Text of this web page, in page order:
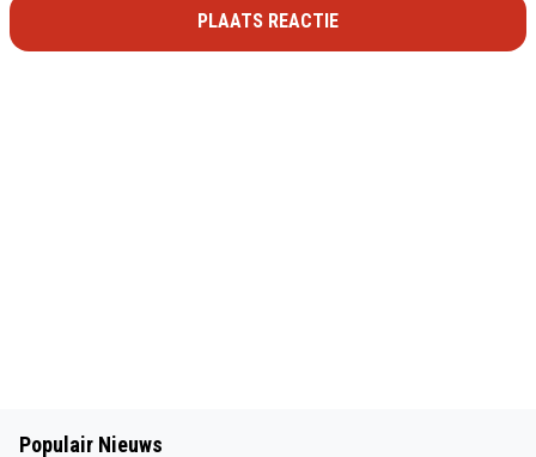
PLAATS REACTIE
Populair Nieuws